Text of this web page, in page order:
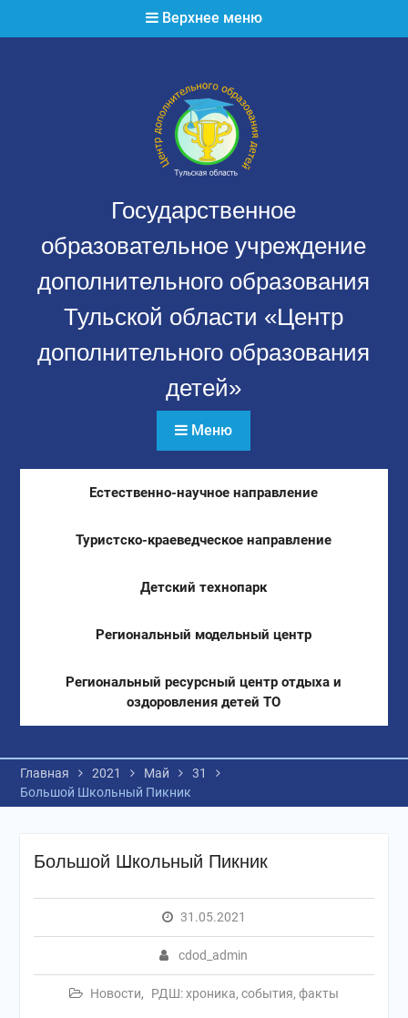
Верхнее меню
Государственное
образовательное учреждение
дополнительного образования
Тульской области «Центр
дополнительного образования
детей»
Меню
Естественно-научное направление
Туристско-краеведческое направление
Детский технопарк
Региональный модельный центр
Региональный ресурсный центр отдыха и
оздоровления детей ТО
Главная 2021 Май
31
Большой Школьный Пикник
Большой Школьный Пикник
31.05.2021
cdod_admin
Новости, РДШ: хроника, события, факты